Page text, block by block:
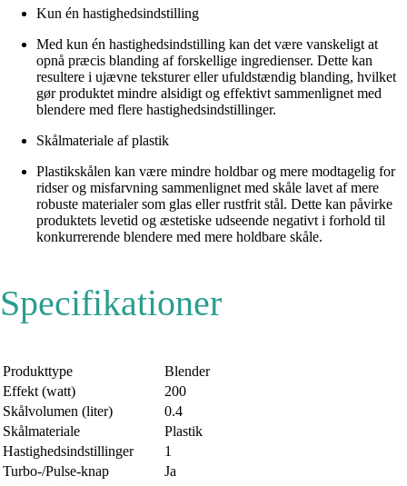
Kun én hastighedsindstilling
Med kun én hastighedsindstilling kan det være vanskeligt at
opnå præcis blanding af forskellige ingredienser. Dette kan
resultere i ujævne teksturer eller ufuldstændig blanding, hvilket
gør produktet mindre alsidigt og effektivt sammenlignet med
blendere med flere hastighedsindstillinger.
Skålmateriale af plastik
Plastikskålen kan være mindre holdbar og mere modtagelig for
ridser og misfarvning sammenlignet med skåle lavet af mere
robuste materialer som glas eller rustfrit stål. Dette kan påvirke
produktets levetid og æstetiske udseende negativt i forhold til
konkurrerende blendere med mere holdbare skåle.
Specifikationer
Produkttype
Blender
Effekt (watt)
200
Skålvolumen (liter)
0.4
Skålmateriale
Plastik
Hastighedsindstillinger
1
Turbo-/Pulse-knap
Ja